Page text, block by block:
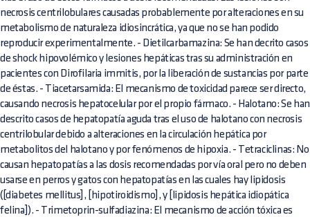
necrosis centrilobulares causadas probablemente por alteraciones en su
metabolismo de naturaleza idiosincrática, ya que no se han podido
reproducir experimentalmente. - Dietilcarbamazina: Se han decrito casos
de shock hipovolémico y lesiones hepáticas tras su administración en
pacientes con Dirofilaria immitis, por la liberación de sustancias por parte
de éstas. - Tiacetarsamida: El mecanismo de toxicidad parece ser directo,
causando necrosis hepatocelular por el propio fármaco. - Halotano: Se han
descrito casos de hepatopatía aguda tras el uso de halotano con necrosis
centrilobular debido a alteraciones en la circulación hepática por
metabolitos del halotano y por fenómenos de hipoxia. - Tetraciclinas: No
causan hepatopatías a las dosis recomendadas por vía oral pero no deben
usarse en perros y gatos con hepatopatías en las cuales hay lipidosis
([diabetes mellitus], [hipotiroidismo], y [lipidosis hepática idiopática
felina]). - Trimetoprin-sulfadiazina: El mecanismo de acción tóxica es